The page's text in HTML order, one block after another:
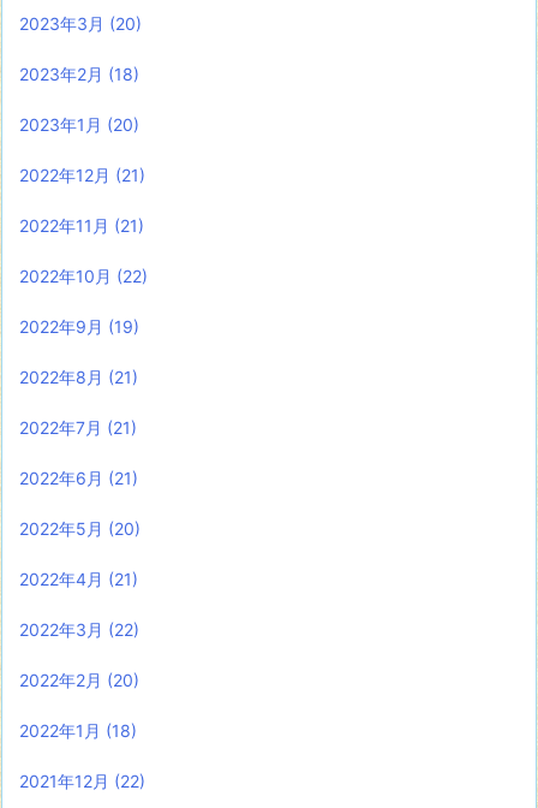
2023年3月 (20)
2023年2月 (18)
2023年1月 (20)
2022年12月 (21)
2022年11月 (21)
2022年10月 (22)
2022年9月 (19)
2022年8月 (21)
2022年7月 (21)
2022年6月 (21)
2022年5月 (20)
2022年4月 (21)
2022年3月 (22)
2022年2月 (20)
2022年1月 (18)
2021年12月 (22)